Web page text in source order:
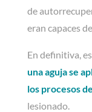
de
eran capaces
En definitiva,
una aguja se
los procesos
lesionado.